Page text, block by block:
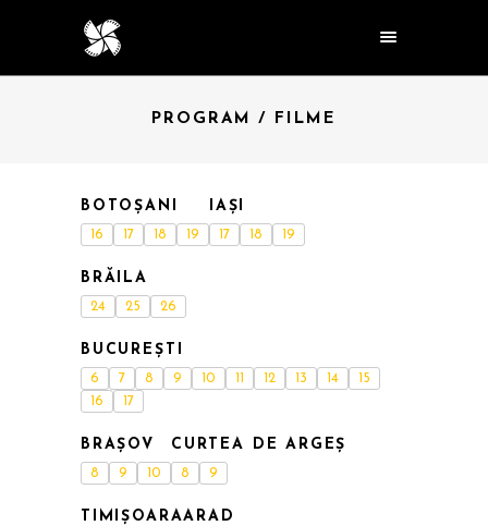
PROGRAM / FILME
BOTOȘANI
16 17 18 19
IAȘI
17 18 19
BRĂILA
24 25 26
BUCUREȘTI
6 7 8 9 10 11 12 13 14
15
16
17
BRAȘOV
8 9 10
CURTEA DE ARGEȘ
8 9
TIMIȘOARAARAD